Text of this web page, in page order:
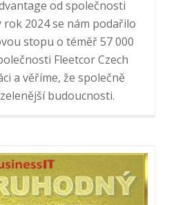
od společnosti
rok 2024 se nám podařilo
stopu o téměř 57 000
Fleetcor Czech
a věříme, že společně
budoucnosti.